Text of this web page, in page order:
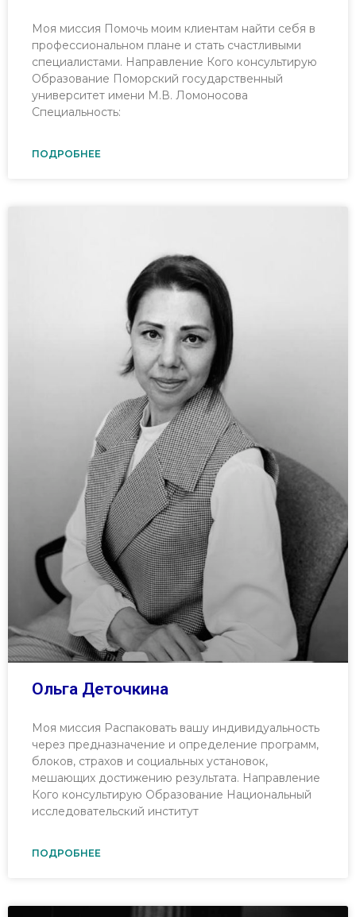
Моя миссия Помочь моим клиентам найти себя в
профессиональном плане и стать счастливыми
специалистами. Направление Кого консультирую
Образование Поморский государственный
университет имени М.В. Ломоносова
Специальность:
ПОДРОБНЕЕ
Ольга Деточкина
Моя миссия Распаковать вашу индивидуальность
через предназначение и определение программ,
блоков, страхов и социальных установок,
мешающих достижению результата. Направление
Кого консультирую Образование Национальный
исследовательский институт
ПОДРОБНЕЕ